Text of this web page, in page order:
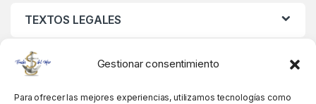
Gestionar consentimiento
Para ofrecer las mejores experiencias, utilizamos tecnologías como
TEXTOS LEGALES
MIS DATOS